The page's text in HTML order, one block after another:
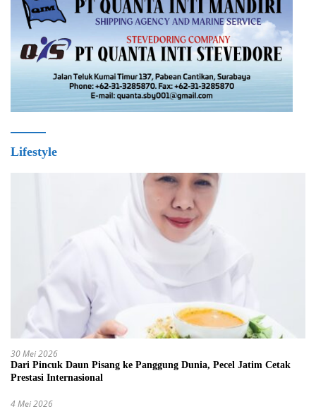
Lifestyle
30 Mei 2026
Dari Pincuk Daun Pisang ke Panggung Dunia, Pecel Jatim Cetak
Prestasi Internasional
4 Mei 2026